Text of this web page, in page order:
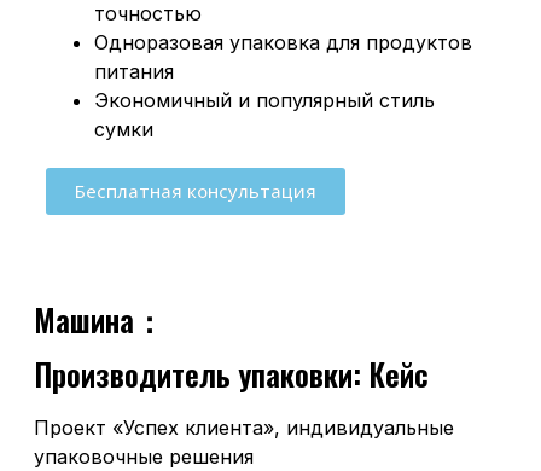
точностью
Одноразовая упаковка для продуктов
питания
Экономичный и популярный стиль
сумки
Бесплатная консультация
Машина：
Производитель упаковки: Кейс
Проект «Успех клиента», индивидуальные
упаковочные решения